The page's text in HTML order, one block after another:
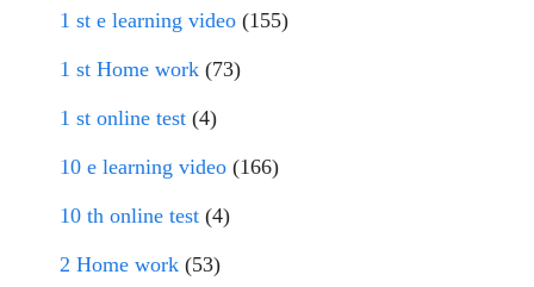
1 st e learning video (155)
1 st Home work (73)
1 st online test (4)
10 e learning video (166)
10 th online test (4)
2 Home work (53)